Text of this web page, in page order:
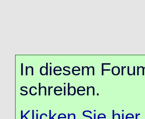
In diesem
schreiben.